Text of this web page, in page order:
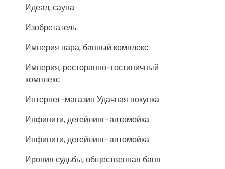
Идеал, сауна
Изобретатель
Империя пара, банный комплекс
Империя, ресторанно-гостиничный
комплекс
Интернет-магазин Удачная покупка
Инфинити, детейлинг-автомойка
Инфинити, детейлинг-автомойка
Ирония судьбы, общественная баня